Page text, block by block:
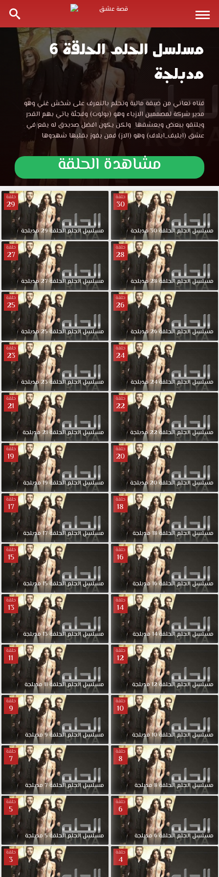
مسلسل
الحلم
الحلقة
مدبلجة
قصة
عشق
مسلسل الحلم الحلقة 6
مدبلجة
مسلسل
الحلم
الحلقة
مدبلجة
موقع
قصة
عشق
الموقع
العربي
الأفضل
لمشاهدة
جديد
حلقات
المسلسلات
التركية
مسلسل
الحلم
الحلقة
6
مدبلجة
كاملة
قصة
عشق
حول
فتاه
تعاني
من
ضيقة
مالية
وتحلم
بالتعرف
على
شخش
غني
وهو
مدير
شركة
لمصممين
الازياء
وهو
(بولوت)
مسلسل
الحلم
الحلقة
6
مدبلجة
قصة
عشق
بجودة
مناسبة
للجوال
1080p+720p+480p+360p
FULL
HD
مسلسل
الحلم
مدبلج
حلقة
6
قصة
عشق.
فتاه
تعاني
من
ضيقة
مالية
وتحلم
بالتعرف
على
شخش
غني
فتاه تعاني من ضيقة مالية وتحلم بالتعرف على شخش غني وهو
مدير شركة لمصممين الازياء وهو (بولوت) وفجئة ياتي بهم القدر
ويلتقو ببعض ويعشقها ولكن يكون افضل صديدق له يقع في
عشق (ايليف_ايلاف) وهو (الاز) فمن يفوز بقلبها شهدوها
مشاهدة الحلقة
حلقة
30
مسلسلالحلمالحلقة30مدبلجة
حلقة
29
مسلسلالحلمالحلقة29مدبلجة
حلقة
28
مسلسلالحلمالحلقة28مدبلجة
حلقة
27
مسلسلالحلمالحلقة27مدبلجة
حلقة
26
مسلسلالحلمالحلقة26مدبلجة
حلقة
25
مسلسلالحلمالحلقة25مدبلجة
حلقة
24
مسلسلالحلمالحلقة24مدبلجة
حلقة
23
مسلسلالحلمالحلقة23مدبلجة
حلقة
22
مسلسلالحلمالحلقة22مدبلجة
حلقة
21
مسلسلالحلمالحلقة21مدبلجة
حلقة
20
مسلسلالحلمالحلقة20مدبلجة
حلقة
19
مسلسلالحلمالحلقة19مدبلجة
حلقة
18
مسلسلالحلمالحلقة18مدبلجة
حلقة
17
مسلسلالحلمالحلقة17مدبلجة
حلقة
16
مسلسلالحلمالحلقة16مدبلجة
حلقة
15
مسلسلالحلمالحلقة15مدبلجة
حلقة
14
مسلسلالحلمالحلقة14مدبلجة
حلقة
13
مسلسلالحلمالحلقة13مدبلجة
حلقة
12
مسلسلالحلمالحلقة12مدبلجة
حلقة
11
مسلسلالحلمالحلقة11مدبلجة
حلقة
10
مسلسلالحلمالحلقة10مدبلجة
حلقة
9
مسلسلالحلمالحلقة9مدبلجة
حلقة
8
مسلسلالحلمالحلقة8مدبلجة
حلقة
7
مسلسلالحلمالحلقة7مدبلجة
حلقة
6
مسلسلالحلمالحلقة6مدبلجة
حلقة
5
مسلسلالحلمالحلقة5مدبلجة
حلقة
4
حلقة
3